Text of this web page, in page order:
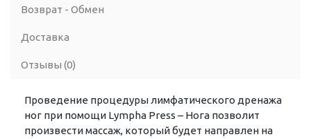
Возврат - Обмен
Доставка
Отзывы (0)
Проведение процедуры лимфатического дренажа
ног при помощи Lympha Press – Нога позволит
произвести массаж, который будет направлен на